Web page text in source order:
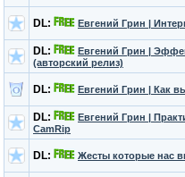
DL: Евгений Грин |
DL:
Евгений Грин |
(авторский релиз)
DL: Евгений Грин | Как
DL:
Евгений Грин |
CamRip
DL: Жесты которые нас